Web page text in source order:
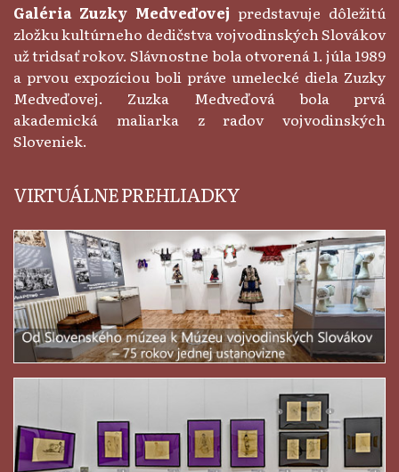
Galéria Zuzky Medveďovej predstavuje dôležitú
zložku kultúrneho dedičstva vojvodinských Slovákov
už tridsať rokov. Slávnostne bola otvorená 1. júla 1989
a prvou expozíciou boli práve umelecké diela Zuzky
Medveďovej. Zuzka Medveďová bola prvá
akademická maliarka z radov vojvodinských
Sloveniek.
VIRTUÁLNE PREHLIADKY